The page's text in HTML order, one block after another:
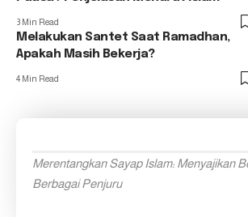
3 Min Read
Melakukan Santet Saat Ramadhan,
Apakah Masih Bekerja?
4 Min Read
Merentangkan Sayap Islam: Menyajikan
Berbagai Penjuru